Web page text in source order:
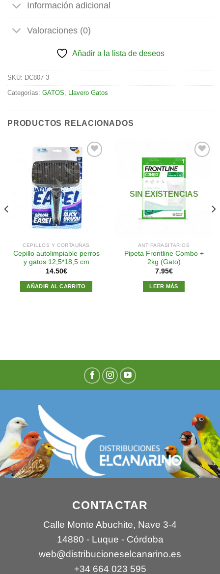
Información adicional
Valoraciones (0)
Añadir a la lista de deseos
SKU: DC807-3
Categorías: GATOS Llavero Gatos
PRODUCTOS RELACIONADOS
Añadir
lista de
deseos
CEPILLOS Y CORTAUÑAS
Cepillo autolimpiable perros
y gatos 12,5*18,5 cm
14.50€
AÑADIR AL CARRITO
lista de
SIN EXISTENCIAS
ANTIPARASITARIOS
Pipeta Frontline Combo +
2kg (Gato)
7.95€
LEER MÁS
CONTACTAR
Calle Monte Abuchite, Nave 3-4
14880 - Luque - Córdoba
web@distribucioneselcanarino.es
+34 664 023 595